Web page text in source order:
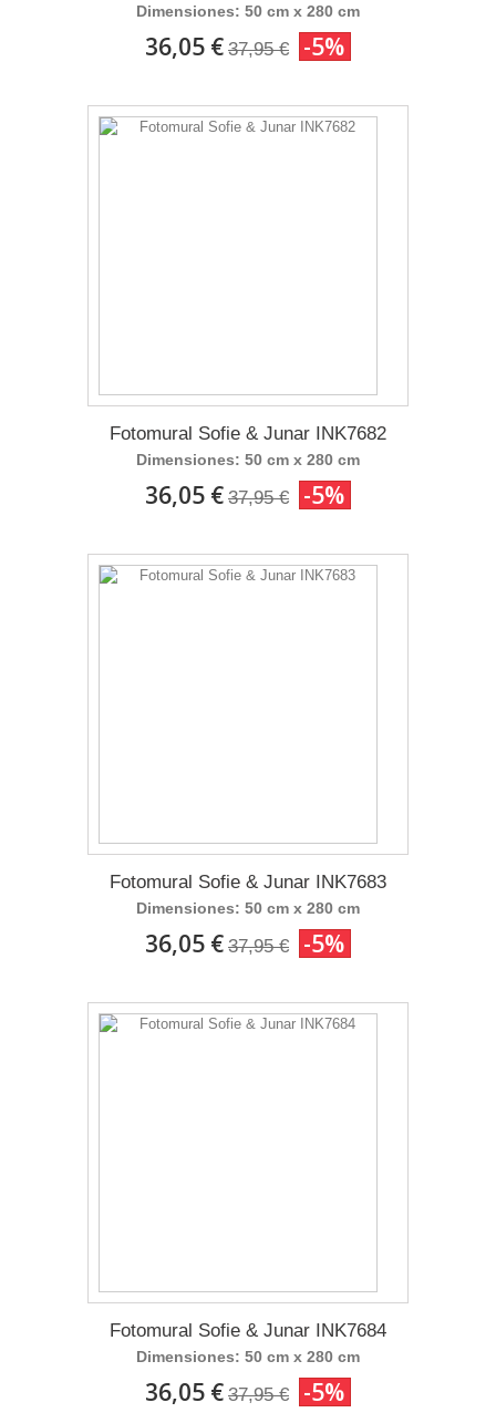
Dimensiones: 50 cm x 280 cm
36,05 € 37,95 € -5%
Fotomural Sofie & Junar INK7682
Dimensiones: 50 cm x 280 cm
36,05 € 37,95 € -5%
Fotomural Sofie & Junar INK7683
Dimensiones: 50 cm x 280 cm
36,05 € 37,95 € -5%
Fotomural Sofie & Junar INK7684
Dimensiones: 50 cm x 280 cm
36,05 € 37,95 € -5%